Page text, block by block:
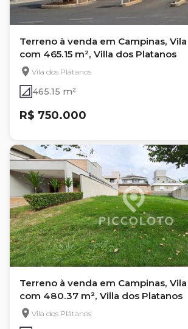
Terreno à venda em Campinas,
com 465.15 m², Villa dos Platanos
Vila dos Plátanos
465.15 m²
R$ 750.000
Terreno à venda em Campinas,
com 480.37 m², Villa dos Platanos
Vila dos Plátanos